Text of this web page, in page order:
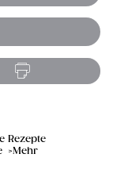
Rezepte
Mehr